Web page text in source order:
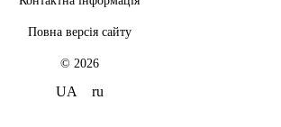
Повна версія сайту
© 2026
UA ru